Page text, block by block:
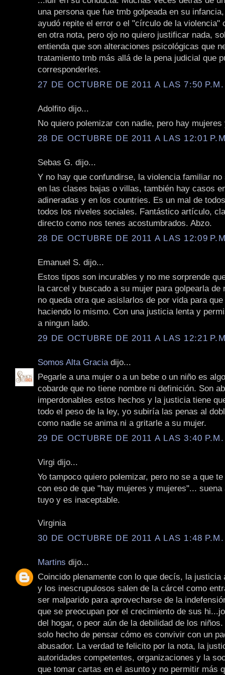
una persona que fue tmb golpeada en su
ayudó repite el error o el "círculo de la violencia"
en otra nota, pero ojo no quiero justificar nada,
entienda que son alteraciones psicológicas que
tratamiento tmb más allá de la pena judicial que
corresponderles.
27 DE OCTUBRE DE 2011 A LAS 7:50 P.M.
Adolfito dijo...
No quiero polemizar con nadie, pero hay
28 DE OCTUBRE DE 2011 A LAS 12:01
Sebas G. dijo...
Y no hay que confundirse, la violencia familiar no
en las clases bajas o villas, también hay casos
adineradas y en los countries. Es un mal de
todos los niveles sociales. Fantástico artículo,
directo como nos tenes acostumbrados. Abzo.
28 DE OCTUBRE DE 2011 A LAS 12:09
Emanuel S. dijo...
Estos tipos son incurables y no me sorprende
la carcel y buscado a su mujer para golpearla de
no queda otra que asislarlos de por vida para
haciendo lo mismo. Con una justicia lenta y
a ningun lado.
29 DE OCTUBRE DE 2011 A LAS 12:21
Somos Alta Gracia dijo...
Pegarle a una mujer o a un bebe o un niño es
cobarde que no tiene nombre ni definición. Son
imperdonables estos hechos y la justicia tiene
todo el peso de la ley, yo subiría las penas al
como nadie se anima ni a gritarle a su mujer.
29 DE OCTUBRE DE 2011 A LAS 3:40 P.M.
Virgi dijo...
Yo tampoco quiero polemizar, pero no se a que
con eso de que "hay mujeres y mujeres"...
tuyo y es inaceptable.
Virginia
30 DE OCTUBRE DE 2011 A LAS 1:48 P.M.
Martins dijo...
Coincido plenamente con lo que decís, la justicia
y los inescrupulosos salen de la cárcel como
ser malparido para aprovecharse de la
que se preocupan por el crecimiento de sus
del hogar, o peor aún de la debilidad de los
solo hecho de pensar cómo es convivir con un
abusador. La verdad te felicito por la nota, la
autoridades competentes, organizaciones y la
que tomar cartas en el asunto y no permitir más